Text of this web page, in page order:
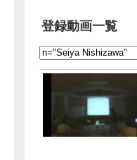
登録動画一覧